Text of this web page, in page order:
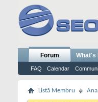
Forum
FAQ Calendar
What's
Listă Membru Ana